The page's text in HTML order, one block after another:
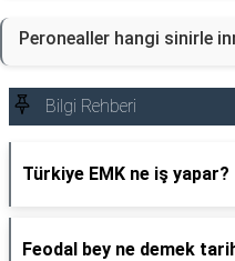
Peronealler hangi sinirle
Bilgi Rehberi
Türkiye EMK ne iş yapar?
Feodal bey ne demek